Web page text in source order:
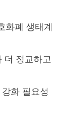
화폐 생태계
더 정교하고
화 필요성